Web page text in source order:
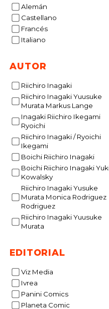
Alemán
Castellano
Francés
Italiano
AUTOR
Riichiro Inagaki
Riichiro Inagaki Yuusuke
Murata Markus Lange
Inagaki Riichiro Ikegami
Ryoichi
Riichiro Inagaki / Ryoichi
Ikegami
Boichi Riichiro Inagaki
Boichi Riichiro Inagaki Yuki
Kowalsky
Riichiro Inagaki Yusuke
Murata Monica Rodriguez
Rodriguez
Riichiro Inagaki Yuusuke
Murata
EDITORIAL
Viz Media
Ivrea
Panini Comics
Planeta Comic